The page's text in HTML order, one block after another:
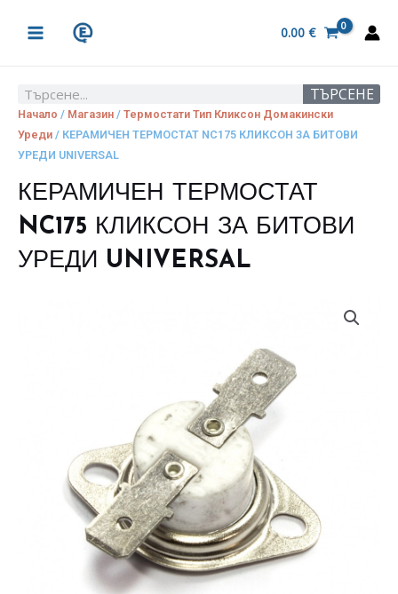
MENU
0.00 €
Search ТЪРСЕНЕ
Начало / Магазин / Термостати Тип Кликсон Домакински
Уреди / КЕРАМИЧЕН ТЕРМОСТАТ NC175 КЛИКСОН ЗА БИТОВИ
УРЕДИ UNIVERSAL
КЕРАМИЧЕН ТЕРМОСТАТ
NC175 КЛИКСОН ЗА БИТОВИ
УРЕДИ UNIVERSAL